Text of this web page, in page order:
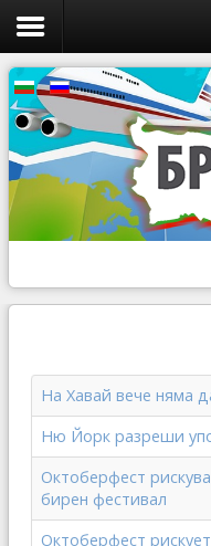
На Хавай вече няма
Ню Йорк разреши
Октоберфест
бирен фестивал
Октоберфест